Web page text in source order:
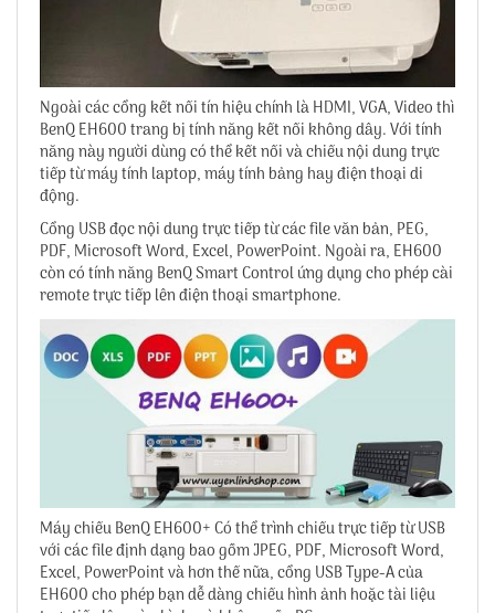
Ngoài các cổng kết nối tín hiệu chính là HDMI, VGA, Video thì
BenQ EH600 trang bị tính năng kết nối không dây. Với tính
năng này người dùng có thể kết nối và chiếu nội dung trực
tiếp từ máy tính laptop, máy tính bảng hay điện thoại di
động.
Cổng USB đọc nội dung trực tiếp từ các file văn bản, PEG,
PDF, Microsoft Word, Excel, PowerPoint. Ngoài ra, EH600
còn có tính năng BenQ Smart Control ứng dụng cho phép cài
remote trực tiếp lên điện thoại smartphone.
Máy chiếu BenQ EH600+ Có thể trình chiếu trực tiếp từ USB
với các file định dạng bao gồm JPEG, PDF, Microsoft Word,
Excel, PowerPoint và hơn thế nữa, cổng USB Type-A của
EH600 cho phép bạn dễ dàng chiếu hình ảnh hoặc tài liệu